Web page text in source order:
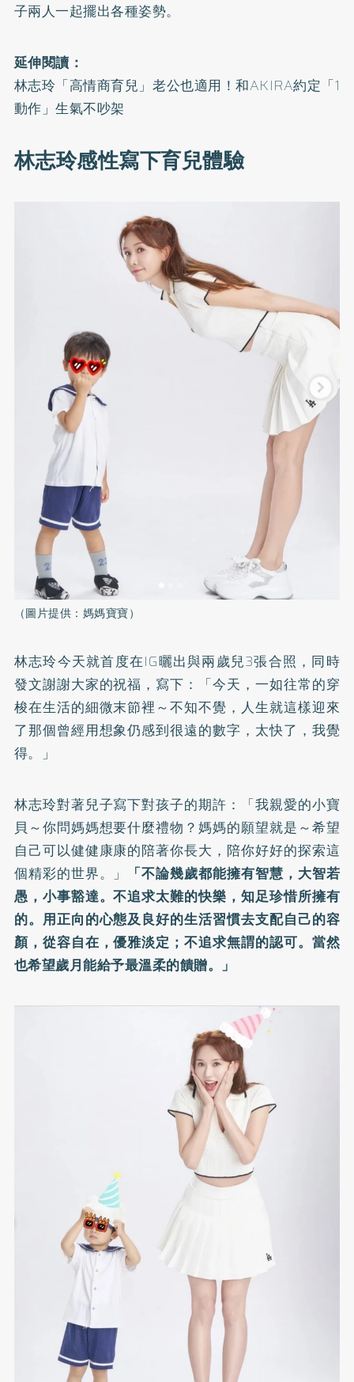
子兩人一起擺出各種姿勢。
延伸閱讀：
林志玲「高情商育兒」老公也適用！和AKIRA約定「1
動作」生氣不吵架
林志玲感性寫下育兒體驗
（圖片提供：媽媽寶寶）
林志玲今天就首度在IG曬出與兩歲兒3張合照，同時
發文謝謝大家的祝福，寫下：「今天，一如往常的穿
梭在生活的細微末節裡～不知不覺，人生就這樣迎來
了那個曾經用想象仍感到很遠的數字，太快了，我覺
得。」
林志玲對著兒子寫下對孩子的期許：「我親愛的小寶
貝～你問媽媽想要什麼禮物？媽媽的願望就是～希望
自己可以健健康康的陪著你長大，陪你好好的探索這
個精彩的世界。」
「不論幾歲都能擁有智慧，大智若
愚，小事豁達。不追求太難的快樂，知足珍惜所擁有
的。用正向的心態及良好的生活習慣去支配自己的容
顏，從容自在，優雅淡定；不追求無謂的認可。當然
也希望歲月能給予最溫柔的饋贈。」